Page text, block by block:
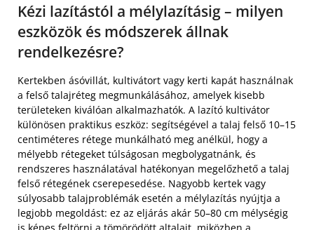
Kézi lazítástól a mélylazításig – milyen
eszközök és módszerek állnak
rendelkezésre?
Kertekben ásóvillát, kultivátort vagy kerti kapát használnak
a felső talajréteg megmunkálásához, amelyek kisebb
területeken kiválóan alkalmazhatók. A lazító kultivátor
különösen praktikus eszköz: segítségével a talaj felső 10–15
centiméteres rétege munkálható meg anélkül, hogy a
mélyebb rétegeket túlságosan megbolygatnánk, és
rendszeres használatával hatékonyan megelőzhető a talaj
felső rétegének cserepesedése. Nagyobb kertek vagy
súlyosabb talajproblémák esetén a mélylazítás nyújtja a
legjobb megoldást: ez az eljárás akár 50–80 cm mélységig